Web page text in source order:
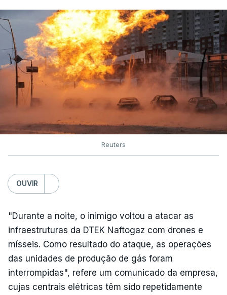
Reuters
OUVIR
"Durante a noite, o inimigo voltou a atacar as
infraestruturas da DTEK Naftogaz com drones e
mísseis. Como resultado do ataque, as operações
das unidades de produção de gás foram
interrompidas", refere um comunicado da empresa,
cujas centrais elétricas têm sido repetidamente